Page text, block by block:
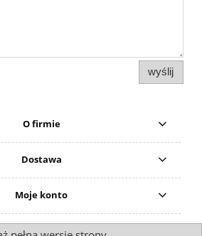
wyślij
O firmie
Dostawa
Moje konto